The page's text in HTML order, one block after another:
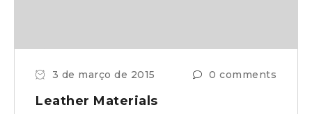
3 de março de 2015 0 comments
Leather Materials